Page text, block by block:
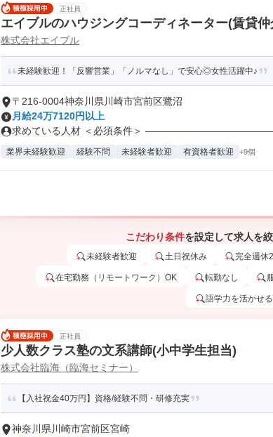
正社員
エイブルのハウジングコーディネーター(賃貸
株式会社エイブル
未経験歓迎！「反響営業」「ノルマなし」で安心◎女性活躍中♪
〒216-0004神奈川県川崎市宮前区鷺沼
月給24万7120円以上
求めている人材 ＜必須条件＞
業界未経験歓迎 経験不問 未経験者歓迎 有資格者歓迎 +9個
こだわり条件を設定して求人を
未経験者歓迎 土日祝休み 完全週休
在宅勤務（リモートワーク）OK 転勤なし
語学力を活かせる
正社員
少人数クラス塾の文系講師(小中学生担当)
株式会社臨海（臨海セミナー）
【入社祝金40万円】資格/経験不問・研修充実
神奈川県川崎市宮前区宮崎